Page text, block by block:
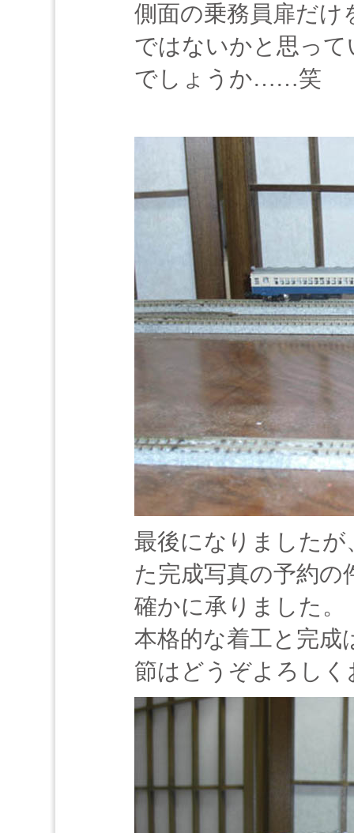
側面の乗務員扉だ
ではないかと思っ
でしょうか……笑
最後になりました
た完成写真の予約の
確かに承りました。
本格的な着工と完成
節はどうぞよろし